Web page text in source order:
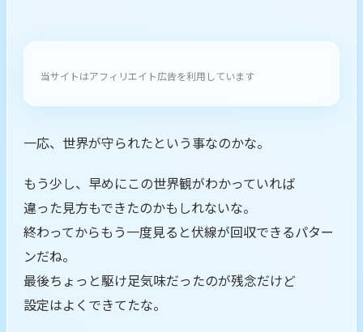
当サイトはアフィリエイト広告を利用しています
一応、世界が守られたという事なのかな。
もう少し、早めにこの世界観がわかっていれば
違った見方もできたのかもしれないな。
終わってからもう一度見ると伏線が回収できるパター
ンだね。
最後ちょっと駆け足気味だったのが残念だけど
設定はよくできてたな。